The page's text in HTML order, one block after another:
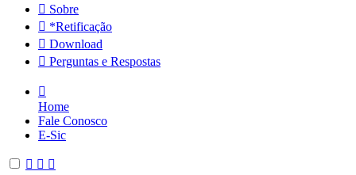
Sobre
*Retificação
Download
Perguntas e Respostas
Home
Fale Conosco
E-Sic